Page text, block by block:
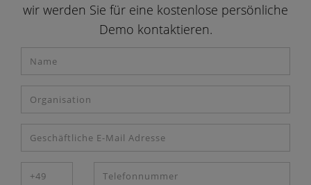
wir werden Sie für eine kostenlose persönliche
Demo kontaktieren.